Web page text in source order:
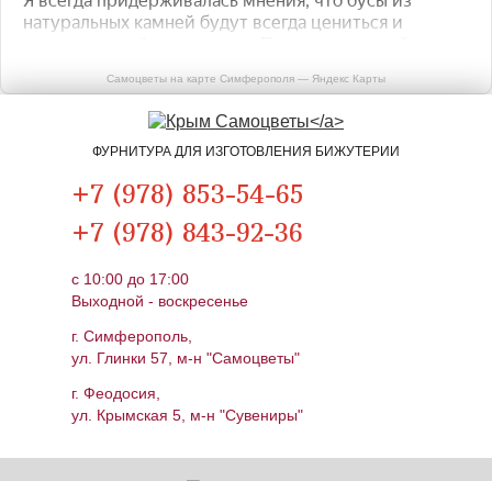
Самоцветы на карте Симферополя — Яндекс Карты
ФУРНИТУРА ДЛЯ ИЗГОТОВЛЕНИЯ БИЖУТЕРИИ
+7 (978) 853-54-65
+7 (978) 843-92-36
c 10:00 до 17:00
Выходной - воскресенье
г. Симферополь,
ул. Глинки 57, м-н "Самоцветы"
г. Феодосия,
ул. Крымская 5, м-н "Сувениры"